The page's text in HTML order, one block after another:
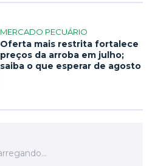
MERCADO PECUÁRIO
Oferta mais restrita fortalece
preços da arroba em julho;
saiba o que esperar de agosto